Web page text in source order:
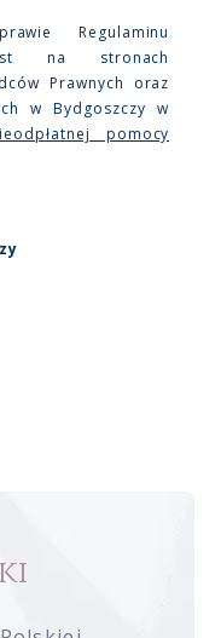
Regulaminu
na stronach
Prawnych oraz
w Bydgoszczy w
pomocy